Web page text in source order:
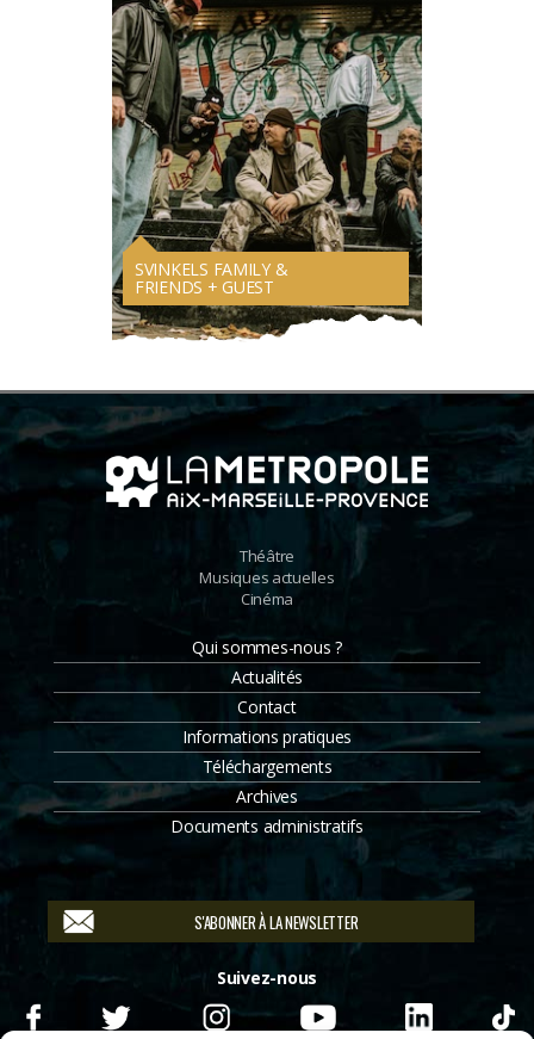
SVINKELS FAMILY &
FRIENDS + GUEST
Théâtre
Musiques actuelles
Cinéma
Qui sommes-nous ?
Actualités
Contact
Informations pratiques
Téléchargements
Archives
Documents administratifs
S'ABONNER À LA NEWSLETTER
Suivez-nous